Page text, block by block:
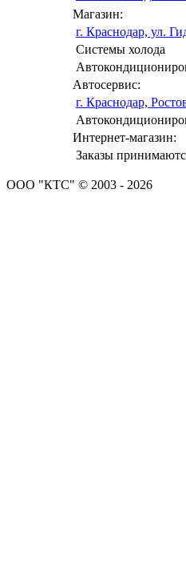
Магазин:
г. Краснодар, ул.
Системы холода
Автосервис:
г. Краснодар,
Интернет-магазин:
Заказы
ООО "КТС" © 2003 - 2026